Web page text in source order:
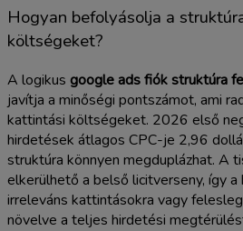
Hogyan befolyásolja a
költségeket?
A logikus google ads fiók struktúra
javítja a minőségi pontszámot, ami
kattintási költségeket. 2026 első
hirdetések átlagos CPC-je 2,96
struktúra könnyen megduplázhat. A
elkerülhető a belső licitverseny, így
irreleváns kattintásokra vagy
növelve a teljes hirdetési